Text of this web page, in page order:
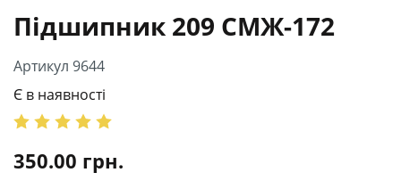
Підшипник 209 СМЖ-172
Артикул 9644
Є в наявності
350.00 грн.